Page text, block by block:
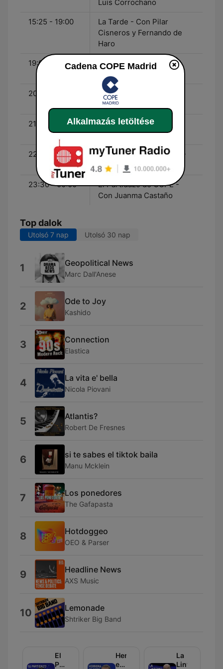
Luis Corrochano
15:25 - 19:00
La Tarde - Con Pilar
Cisneros y Fernando de
Haro
19:00 - 20:30
La Linterna - Con Ángel
Expósito
20:30 - 21:00
Deportes COPE - Con
Manolo Lama
21:00 - 22:30
La Linterna - Con Ángel
Expósito
22:30 - 23:30
La Linterna de la Iglesia -
Con Faustino Catalina
23:30 - 00:00
El Partidazo de COPE -
Con Juanma Castaño
Top dalok
Utolsó 7 nap Utolsó 30 nap
1 Geopolitical News
Marc Dall'Anese
2 Ode to Joy
Kashido
3 Connection
Elastica
4 La vita e' bella
Nicola Piovani
5 Atlantis?
Robert De Fresnes
6 si te sabes el tiktok baila
Manu Mcklein
7 Los ponedores
The Gafapasta
8 Hotdoggeo
OEO & Parser
9 Headline News
AXS Music
10 Lemonade
Shtriker Big Band
El
Partidazo
Herrera
en
La
Linterna
Cadena COPE Madrid
Alkalmazás letöltése